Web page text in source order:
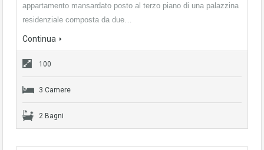
appartamento mansardato posto al terzo piano di una palazzina
residenziale composta da due…
Continua
100
3 Camere
2 Bagni